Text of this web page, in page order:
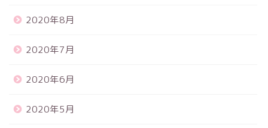
2020年8月
2020年7月
2020年6月
2020年5月